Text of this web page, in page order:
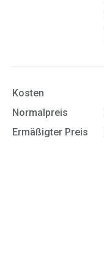
Kosten
Normalpreis
Ermäßigter Preis